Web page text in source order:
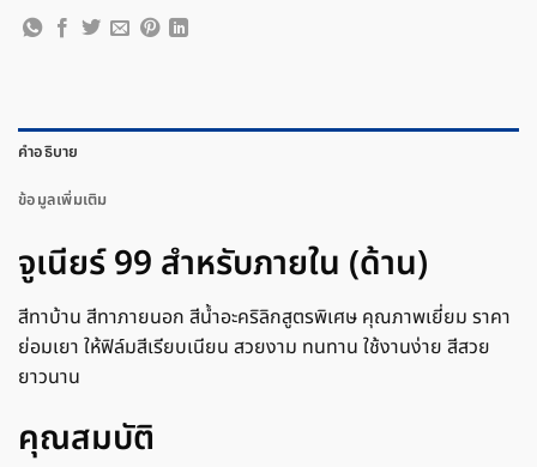
คำอธิบาย
ข้อมูลเพิ่มเติม
จูเนียร์ 99 สำหรับภายใน (ด้าน)
สีทาบ้าน สีทาภายนอก สีน้ำอะคริลิกสูตรพิเศษ คุณภาพเยี่ยม ราคา
ย่อมเยา ให้ฟิล์มสีเรียบเนียน สวยงาม ทนทาน ใช้งานง่าย สีสวย
ยาวนาน
คุณสมบัติ